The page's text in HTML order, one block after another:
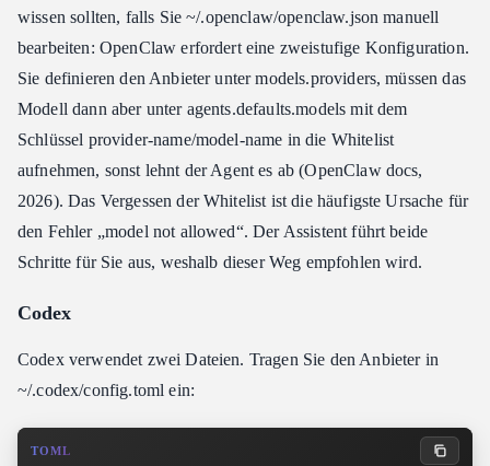
wissen sollten, falls Sie ~/.openclaw/openclaw.json manuell
bearbeiten: OpenClaw erfordert eine zweistufige Konfiguration.
Sie definieren den Anbieter unter models.providers, müssen das
Modell dann aber unter agents.defaults.models mit dem
Schlüssel provider-name/model-name in die Whitelist
aufnehmen, sonst lehnt der Agent es ab (OpenClaw docs,
2026). Das Vergessen der Whitelist ist die häufigste Ursache für
den Fehler „model not allowed“. Der Assistent führt beide
Schritte für Sie aus, weshalb dieser Weg empfohlen wird.
Codex
Codex verwendet zwei Dateien. Tragen Sie den Anbieter in
~/.codex/config.toml ein:
TOML